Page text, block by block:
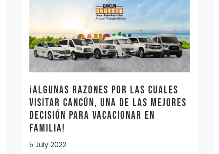
¡Algunas razones por las cuales
visitar Cancún, una de las mejores
decisión para vacacionar en
familia!
5 July 2022